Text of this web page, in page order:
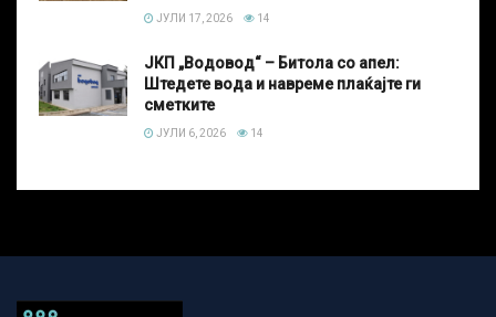
ЈУЛИ 17, 2026 14
ЈКП „Водовод“ – Битола со апел:
Штедете вода и навреме плаќајте ги
сметките
ЈУЛИ 6, 2026 14